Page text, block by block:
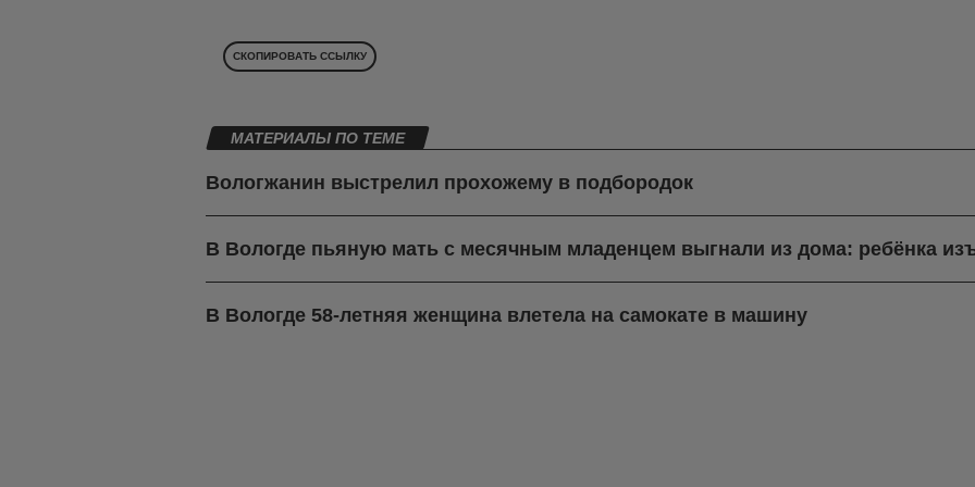
СКОПИРОВАТЬ ССЫЛКУ
МАТЕРИАЛЫ ПО ТЕМЕ
Вологжанин выстрелил прохожему в подбородок
В Вологде пьяную мать с месячным младенцем выгнали из дома: ребёнка
В Вологде 58-летняя женщина влетела на самокате в машину